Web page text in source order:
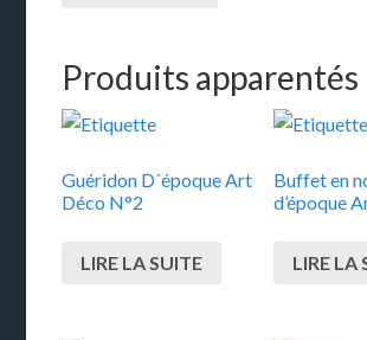
Produits apparentés
Guéridon D´époque Art
Déco N°2
LIRE LA SUITE
Buffet en
d’époque
LIRE LA